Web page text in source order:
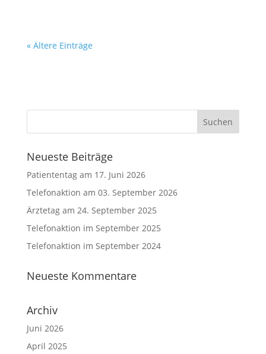
« Ältere Einträge
Neueste Beiträge
Patiententag am 17. Juni 2026
Telefonaktion am 03. September 2026
Ärztetag am 24. September 2025
Telefonaktion im September 2025
Telefonaktion im September 2024
Neueste Kommentare
Archiv
Juni 2026
April 2025